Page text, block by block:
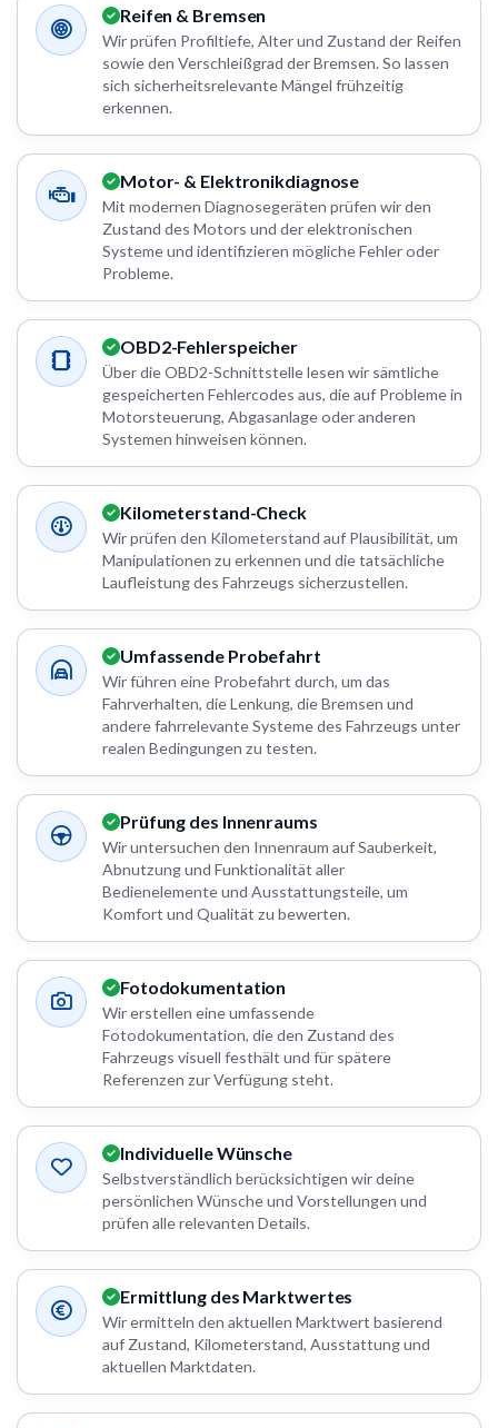
Reifen & Bremsen
Wir prüfen Profiltiefe, Alter und Zustand der Reifen
sowie den Verschleißgrad der Bremsen. So lassen
sich sicherheitsrelevante Mängel frühzeitig
erkennen.
Motor- & Elektronikdiagnose
Mit modernen Diagnosegeräten prüfen wir den
Zustand des Motors und der elektronischen
Systeme und identifizieren mögliche Fehler oder
Probleme.
OBD2-Fehlerspeicher
Über die OBD2-Schnittstelle lesen wir sämtliche
gespeicherten Fehlercodes aus, die auf Probleme in
Motorsteuerung, Abgasanlage oder anderen
Systemen hinweisen können.
Kilometerstand-Check
Wir prüfen den Kilometerstand auf Plausibilität, um
Manipulationen zu erkennen und die tatsächliche
Laufleistung des Fahrzeugs sicherzustellen.
Umfassende Probefahrt
Wir führen eine Probefahrt durch, um das
Fahrverhalten, die Lenkung, die Bremsen und
andere fahrrelevante Systeme des Fahrzeugs unter
realen Bedingungen zu testen.
Prüfung des Innenraums
Wir untersuchen den Innenraum auf Sauberkeit,
Abnutzung und Funktionalität aller
Bedienelemente und Ausstattungsteile, um
Komfort und Qualität zu bewerten.
Fotodokumentation
Wir erstellen eine umfassende
Fotodokumentation, die den Zustand des
Fahrzeugs visuell festhält und für spätere
Referenzen zur Verfügung steht.
Individuelle Wünsche
Selbstverständlich berücksichtigen wir deine
persönlichen Wünsche und Vorstellungen und
prüfen alle relevanten Details.
Ermittlung des Marktwertes
Wir ermitteln den aktuellen Marktwert basierend
auf Zustand, Kilometerstand, Ausstattung und
aktuellen Marktdaten.